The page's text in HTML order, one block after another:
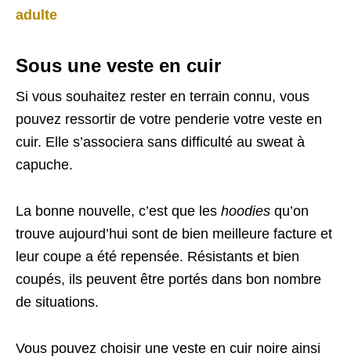
adulte
Sous une veste en cuir
Si vous souhaitez rester en terrain connu, vous
pouvez ressortir de votre penderie votre veste en
cuir. Elle s’associera sans difficulté au sweat à
capuche.
La bonne nouvelle, c’est que les hoodies qu’on
trouve aujourd’hui sont de bien meilleure facture et
leur coupe a été repensée. Résistants et bien
coupés, ils peuvent être portés dans bon nombre
de situations.
Vous pouvez choisir une veste en cuir noire ainsi